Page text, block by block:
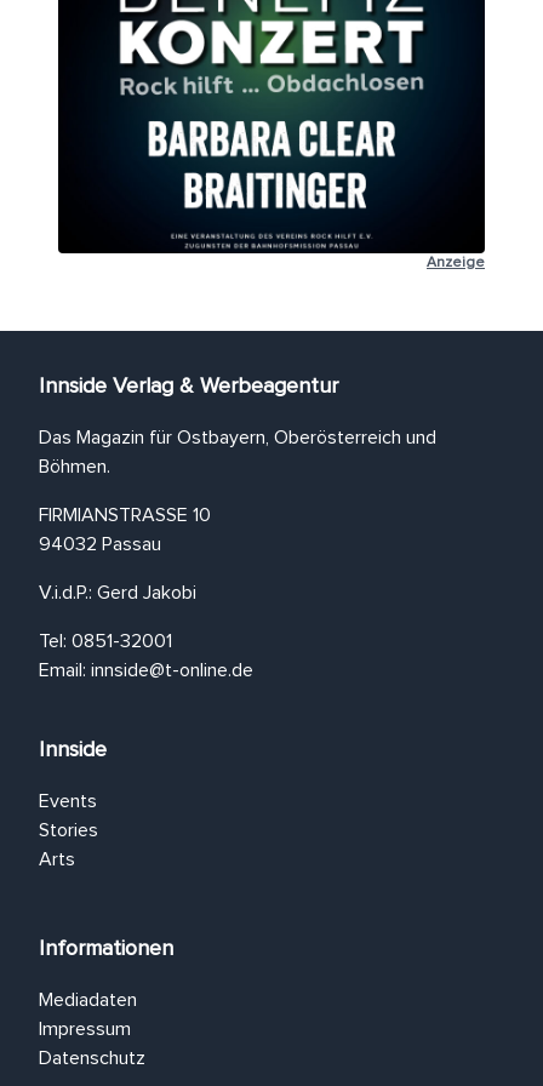
Anzeige
Innside Verlag & Werbeagentur
Das Magazin für Ostbayern, Oberösterreich und
Böhmen.
FIRMIANSTRASSE 10
94032 Passau
V.i.d.P.: Gerd Jakobi
Tel: 0851-32001
Email: innside@t-online.de
Innside
Events
Stories
Arts
Informationen
Mediadaten
Impressum
Datenschutz